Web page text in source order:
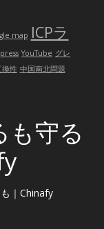
map ICPラ
YouTube グレ
換性 中国南北問題
も守る
｜Chinafy